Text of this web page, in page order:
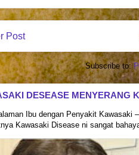
Post
Subscribe to:
DESEASE MENYERANG
Ibu dengan Penyakit Kawasaki
Kawasaki Disease ni sangat